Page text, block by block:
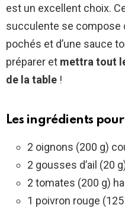
est un excellent choix.
succulente se compose
pochés et d’une sauce
préparer et mettra tout
de la table !
Les ingrédients
2 oignons (200 g)
2 gousses d’ail (20
2 tomates (200 g)
1 poivron rouge